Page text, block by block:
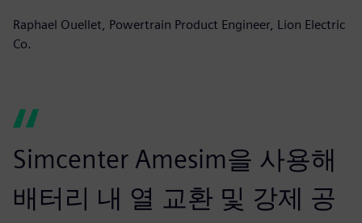
Raphael Ouellet, Powertrain Product Engineer, Lion Electric
Co.
Simcenter Amesim을 사용해
배터리 내 열 교환 및 강제 공